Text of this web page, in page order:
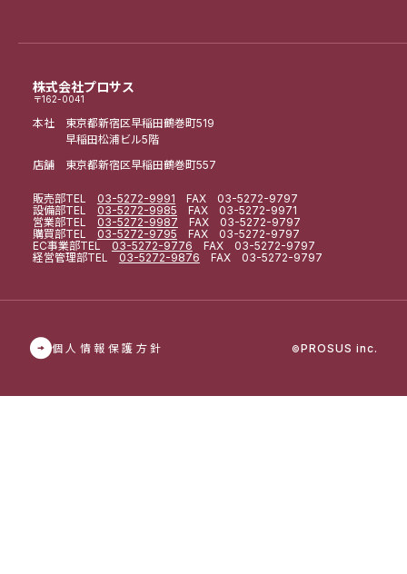
株式会社プロサス
〒162-0041
本社 東京都新宿区早稲田鶴巻町519
早稲田松浦ビル5階
店舗 東京都新宿区早稲田鶴巻町557
販売部TEL 03-5272-9991 FAX 03-5272-9797
設備部TEL 03-5272-9985 FAX 03-5272-9971
営業部TEL 03-5272-9987 FAX 03-5272-9797
購買部TEL 03-5272-9795 FAX 03-5272-9797
EC事業部TEL 03-5272-9776 FAX 03-5272-9797
経営管理部TEL 03-5272-9876 FAX 03-5272-9797
個人情報保護方針 ©PROSUS inc.